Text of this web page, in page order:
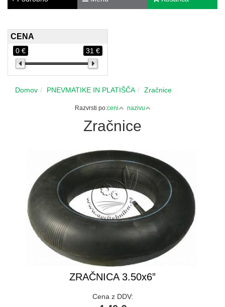
CENA
0 € 31 €
Domov PNEVMATIKE IN PLATIŠČA Zračnice
Razvrsti po:ceni nazivu
Zračnice
ZRAČNICA 3.50x6”
Cena z DDV: